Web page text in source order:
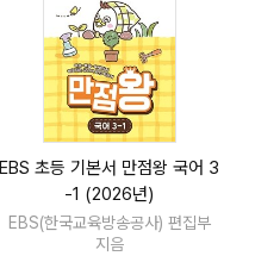
EBS 초등 기본서 만점왕 국어 3
-1 (2026년)
EBS(한국교육방송공사) 편집부
지음